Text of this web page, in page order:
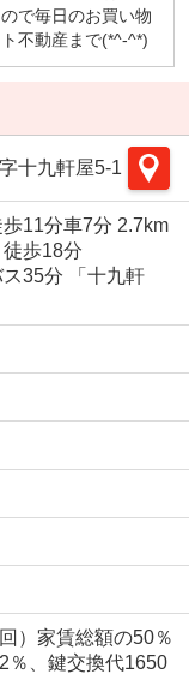
で毎日のお買い物
不動産まで(*^-^*)
十九軒屋5-1
歩11分車7分 2.7km
歩18分
ス35分 「十九軒
）家賃総額の50％
％、鍵交換代1650